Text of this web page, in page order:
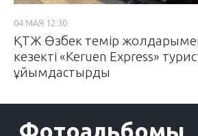
04 МАЯ 12:30
ҚТЖ Өзбек темір жолдарымен
кезекті «Keruen Express»
ұйымдастырды
Фотоальбомы